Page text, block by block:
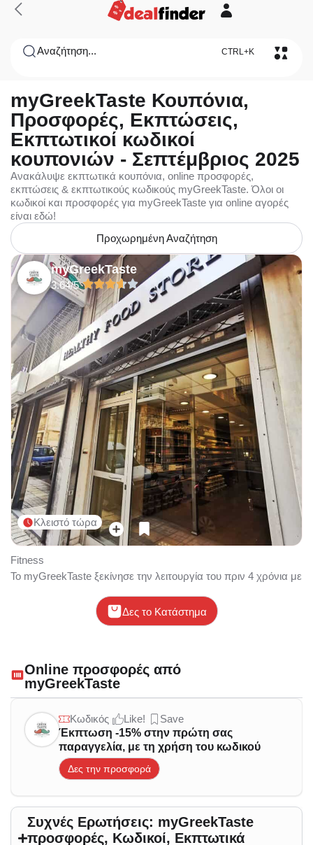
Αναζήτηση... CTRL+K
myGreekTaste Κουπόνια,
Προσφορές, Εκπτώσεις,
Εκπτωτικοί κωδικοί
κουπονιών - Σεπτέμβριος 2025
Ανακάλυψε εκπτωτικά κουπόνια, online προσφορές,
εκπτώσεις & εκπτωτικούς κωδικούς myGreekTaste. Όλοι οι
κωδικοί και προσφορές για myGreekTaste για online αγορές
είναι εδώ!
Προχωρημένη Αναζήτηση
myGreekTaste
3.64/5
Κλειστό τώρα
Fitness
Το myGreekTaste ξεκίνησε την λειτουργία του πριν 4 χρόνια με
Δες το Κατάστημα
Online προσφορές από
myGreekTaste
Κωδικός Like!
Save
Έκπτωση -15% στην πρώτη σας
παραγγελία, με τη χρήση του κωδικού
Δες την προσφορά
Συχνές Ερωτήσεις: myGreekTaste
προσφορές, Κωδικοί, Εκπτωτικά